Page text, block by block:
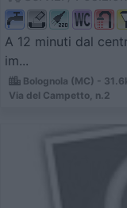
A 12 minuti dal
im...
Bolognola (MC) -
Via del Campetto, n.2